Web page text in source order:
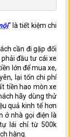
" là tiết kiệm chi
cần đi gặp đối
phải đầu tư cái xe
lớn để mua xe,
lại tốn chi phí
tiền hao mòn xe
hãy dùng thử
quả kinh tế hơn
ở nhà gọi điện là
lái chỉ từ 500k
hàng.